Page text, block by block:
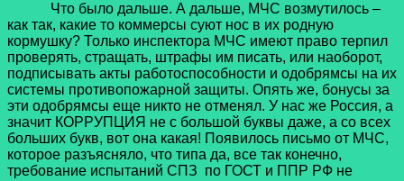
Что было дальше. А дальше, МЧС возмутилось –
как так, какие то коммерсы суют нос в их родную
кормушку? Только инспектора МЧС имеют право терпил
проверять, стращать, штрафы им писать, или наоборот,
подписывать акты работоспособности и одобрямсы на их
системы противопожарной защиты. Опять же, бонусы за
эти одобрямсы еще никто не отменял. У нас же Россия, а
значит КОРРУПЦИЯ не с большой буквы даже, а со всех
больших букв, вот она какая! Появилось письмо от МЧС,
которое разъясняло, что типа да, все так конечно,
требование испытаний СПЗ по ГОСТ и ППР РФ не